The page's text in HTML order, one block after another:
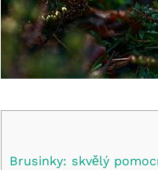
Brusinky: skvělý